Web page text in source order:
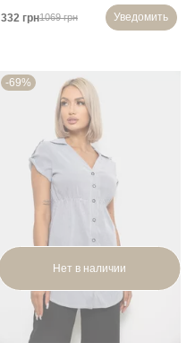
332 грн1069 грн Уведомить
-69%
Нет в наличии